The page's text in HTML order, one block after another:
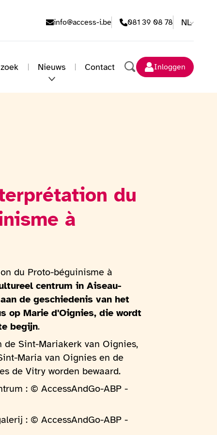
E-mailadres
info@access-i.be Telefoonnummer
081 39 08 78 NL
Nieuws Contact
Zoeken
Inloggen
du
à
du Proto-béguinisme à
centrum in Aiseau-
de geschiedenis van het
op Marie d'Oignies, die wordt
begijn.
de Sint-Mariakerk van Oignies,
Maria van Oignies en de
de Vitry worden bewaard.
: © AccessAndGo-ABP -
: © AccessAndGo-ABP -